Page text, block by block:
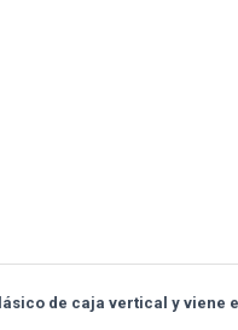
de caja vertical y